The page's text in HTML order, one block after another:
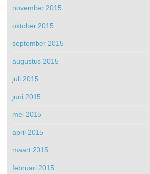
november 2015
oktober 2015
september 2015
augustus 2015
juli 2015
juni 2015
mei 2015
april 2015
maart 2015
februari 2015